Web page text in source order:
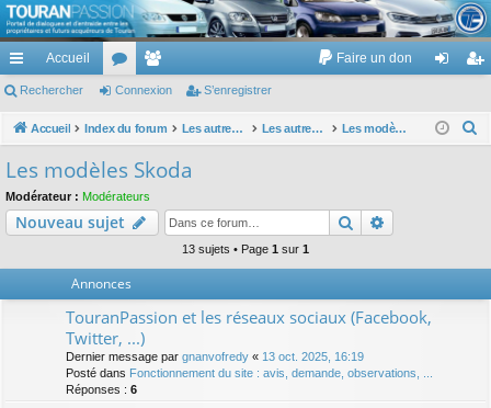
TouranPassion
Le forum des propriétaires ou futurs acquéreurs du Volkswagen Touran
cc
ès
pi
de
Accueil
or
u
e
m
Faire un don
ne nr
Rechercher Connexion S’enregistrer
Accueil Index du forum Les autres voitures et ce qui touche à la voiture Les autres modèles du groupe VW Les modèles Skoda
c
Les modèles Skoda
Modérateur : Modérateurs
Nouveau sujet Rechercher
13 sujets • Page 1 sur 1
Annonces
TouranPassion et les réseaux sociaux (Facebook,
Twitter, ...)
Dernier message par gnanvofredy « 13 oct. 2025, 16:19
Posté dans Fonctionnement du site : avis, demande, observations, ...
Réponses : 6